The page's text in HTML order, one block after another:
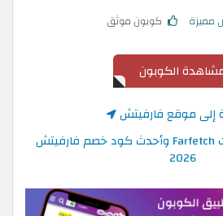
مميزة كوبون موثق
الكوبون
إلى موقع فارفيتش
العودة إلى كوبونات Farfetch وأحدث كود خصم فارفيتش
2026